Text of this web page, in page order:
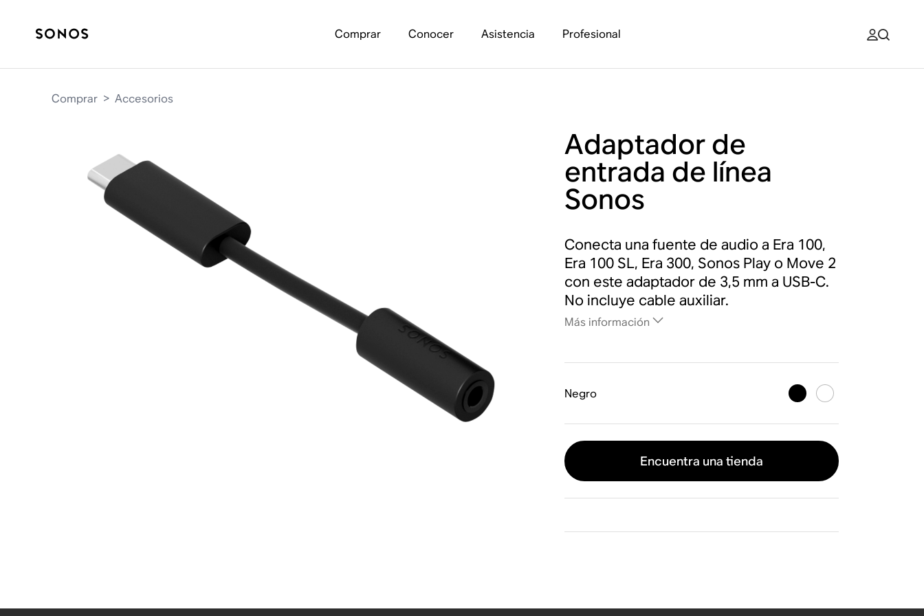
Comprar Conocer Asistencia Profesional
Comprar > Accesorios
Adaptador de
entrada de línea
Sonos
Conecta una fuente de audio a Era 100,
Era 100 SL, Era 300, Sonos Play o Move 2
con este adaptador de 3,5 mm a USB-C.
No incluye cable auxiliar.
Más información
Negro
Encuentra una tienda